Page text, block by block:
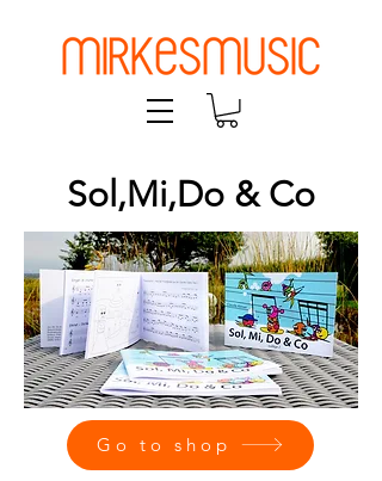
Sol,Mi,Do & Co
Go to shop